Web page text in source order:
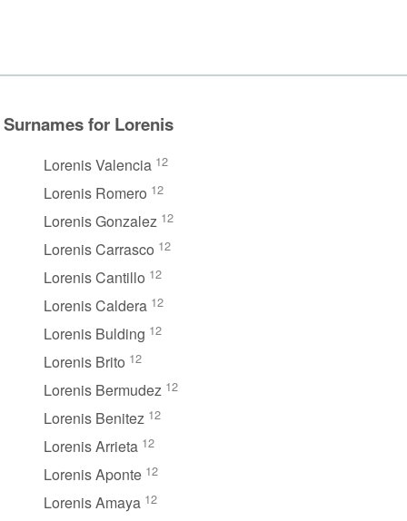
Surnames for Lorenis
Lorenis Valencia 12
Lorenis Romero 12
Lorenis Gonzalez 12
Lorenis Carrasco 12
Lorenis Cantillo 12
Lorenis Caldera 12
Lorenis Bulding 12
Lorenis Brito 12
Lorenis Bermudez 12
Lorenis Benitez 12
Lorenis Arrieta 12
Lorenis Aponte 12
Lorenis Amaya 12